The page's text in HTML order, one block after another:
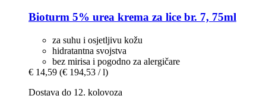
Bioturm 5% urea krema za lice br. 7, 75ml
za suhu i osjetljivu kožu
hidratantna svojstva
bez mirisa i pogodno za alergičare
€ 14,59 (€ 194,53 / l)
Dostava do 12. kolovoza